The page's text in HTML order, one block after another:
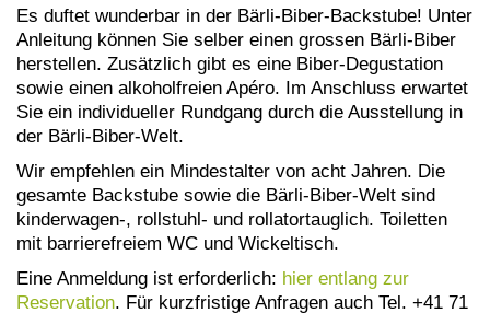
Es duftet wunderbar in der Bärli-Biber-Backstube! Unter
Anleitung können Sie selber einen grossen Bärli-Biber
herstellen. Zusätzlich gibt es eine Biber-Degustation
sowie einen alkoholfreien Apéro. Im Anschluss erwartet
Sie ein individueller Rundgang durch die Ausstellung in
der Bärli-Biber-Welt.
Wir empfehlen ein Mindestalter von acht Jahren. Die
gesamte Backstube sowie die Bärli-Biber-Welt sind
kinderwagen-, rollstuhl- und rollatortauglich. Toiletten
mit barrierefreiem WC und Wickeltisch.
Eine Anmeldung ist erforderlich: hier entlang zur
Reservation . Für kurzfristige Anfragen auch Tel. +41 71